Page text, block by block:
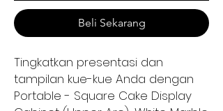
Beli Sekarang
Tingkatkan presentasi dan
tampilan kue-kue Anda dengan
Portable - Square Cake Display